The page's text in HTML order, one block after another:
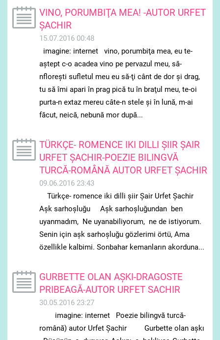
VINO, PORUMBIŢA MEA! -AUTOR URFET
ȘACHIR
15.07.2016 00:48
imagine: internet vino, porumbiţa mea, eu te-
aştept c-o acadea vino pe pervazul meu, să-
nfloreşti sufletul meu eu să-ţi cânt de dor şi drag,
tu să îmi apari în prag pică tu în braţul meu, te-oi
purta-n extaz mereu câte-n stele şi în lună, m-ai
făcut, neică, nebună mor după...
TÜRKÇE- ROMENCE IKI DILLI ŞIIR ŞAIR
URFET ŞACHIR-POEZIE BILINGVĂ
TURCĂ-ROMÂNĂ AUTOR URFET ŞACHIR
09.06.2016 23:43
Türkçe- romence iki dilli şiir Şair Urfet Şachir
Aşk sarhoşluğu Aşk sarhoşluğundan ben
uyanmadım, Ne uyanabiliyorum, ne de istiyorum.
Senin için aşk sarhoşluğu gözlerimi örtü, Ama
özellikle kalbimi. Sonbahar kemanların akorduna...
GURBETTE OLAN AŞKI-DRAGOSTE
PRIBEAGĂ-AUTOR URFET SACHIR
30.05.2016 23:27
imagine: internet Poezie bilingvă turcă-
română) autor Urfet Şachir Gurbette olan aşkı